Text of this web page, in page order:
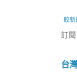
較新
訂閱
台